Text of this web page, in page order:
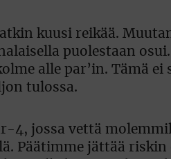
kuusi reikää.
puolestaan
alle par’in. Tämä
tulossa.
4, jossa vettä
Päätimme jättää